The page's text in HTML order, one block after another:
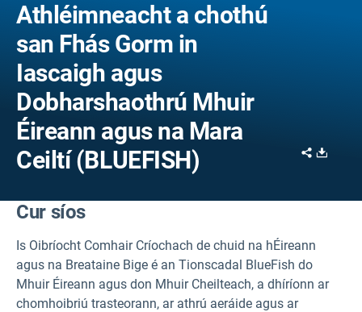
Athléimneacht a chothú
san Fhás Gorm in
Iascaigh agus
Dobharshaothrú Mhuir
Éireann agus na Mara
Ceiltí (BLUEFISH)
Share
Cur síos
Is Oibríocht Comhair Críochach de chuid na hÉireann
agus na Breataine Bige é an Tionscadal BlueFish do
Mhuir Éireann agus don Mhuir Cheilteach, a dhíríonn ar
chomhoibriú trasteorann, ar athrú aeráide agus ar